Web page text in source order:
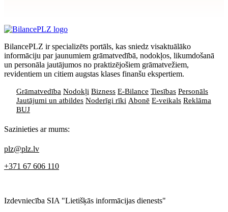
BilancePLZ ir specializēts portāls, kas sniedz visaktuālāko
informāciju par jaunumiem grāmatvedībā, nodokļos, likumdošanā
un personāla jautājumos no praktizējošiem grāmatvežiem,
revidentiem un citiem augstas klases finanšu ekspertiem.
Grāmatvedība Nodokļi Bizness E-Bilance Tiesības Personāls
Jautājumi un atbildes Noderīgi rīki Abonē E-veikals Reklāma
BUJ
Sazinieties ar mums:
plz@plz.lv
+371 67 606 110
Izdevniecība SIA "Lietišķās informācijas dienests"